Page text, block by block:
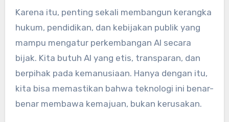
Karena itu, penting sekali membangun kerangka
hukum, pendidikan, dan kebijakan publik yang
mampu mengatur perkembangan AI secara
bijak. Kita butuh AI yang etis, transparan, dan
berpihak pada kemanusiaan. Hanya dengan itu,
kita bisa memastikan bahwa teknologi ini benar-
benar membawa kemajuan, bukan kerusakan.